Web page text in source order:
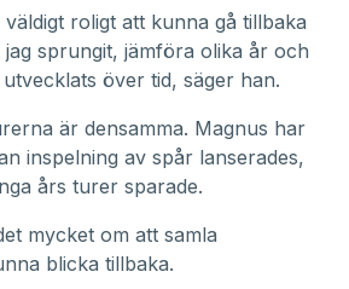
roligt att kunna gå tillbaka
sprungit, jämföra olika år och
över tid, säger han.
är densamma. Magnus har
inspelning av spår lanserades,
års turer sparade.
mycket om att samla
blicka tillbaka.